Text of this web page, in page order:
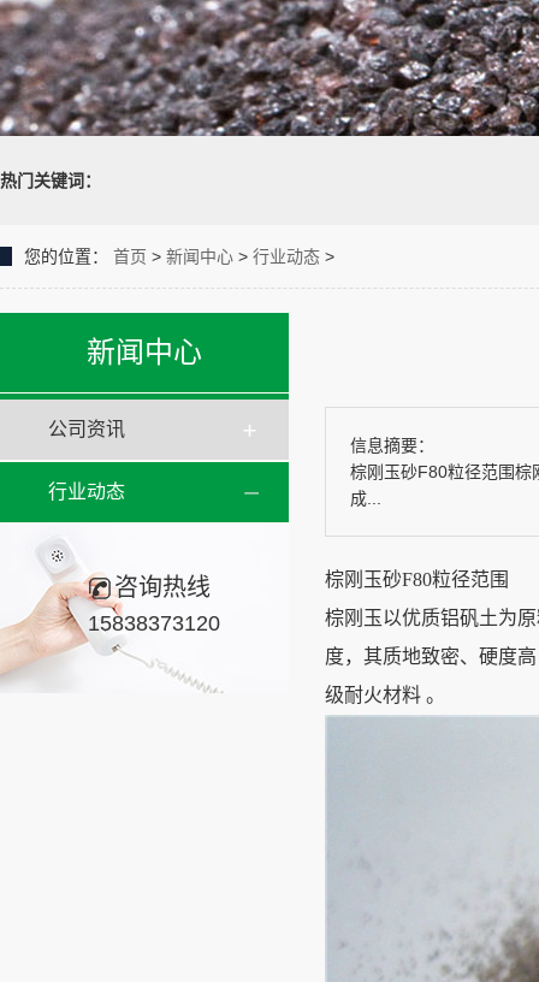
热门关键词：
您的位置： 首页 > 新闻中心 > 行业动态 >
新闻中心
公司资讯
行业动态
咨询热线
15838373120
信息摘要：
棕刚玉砂F80粒径范围棕
成...
棕刚玉砂F80粒径范围
棕刚玉以优质铝矾土为
度，其质地致密、硬度
级耐火材料 。